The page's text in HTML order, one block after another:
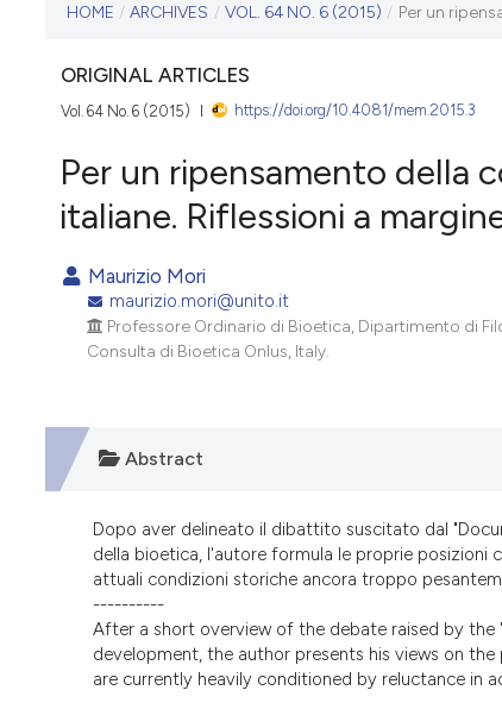
CURRENT ISSUE
VOL. 64 NO. 6 (2015)
1 August 2016
VIEW THIS ISSUE
HOME / ARCHIVES / VOL. 64 NO. 6 (2015) / Per un
ORIGINAL ARTICLES
Vol. 64 No. 6 (2015) https://doi.org/10.4081/mem.2015.3
Per un ripensamento della
italiane. Riflessioni a
Maurizio Mori
maurizio.mori@unito.it
Professore Ordinario di Bioetica, Dipartimento di
Consulta di Bioetica Onlus, Italy.
Abstract
Dopo aver delineato il dibattito suscitato dal
della bioetica, l'autore formula le proprie posizioni
attuali condizioni storiche ancora troppo
----------
After a short overview of the debate raised by the
development, the author presents his views on
are currently heavily conditioned by reluctance in